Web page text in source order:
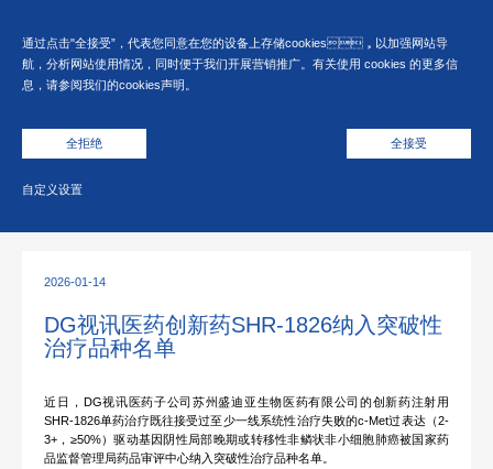
EN 中
首页 > 新闻与媒体
2026-01-14
DG视讯医药创新药SHR-1826纳入突破性
治疗品种名单
近日，DG视讯医药子公司苏州盛迪亚生物医药有限公司的创新药注射用
SHR-1826单药治疗既往接受过至少一线系统性治疗失败的c-Met过表达（2-
3+，≥50%）驱动基因阴性局部晚期或转移性非鳞状非小细胞肺癌被国家药
品监督管理局药品审评中心纳入突破性治疗品种名单。
通过点击"全接受”，代表您同意在您的设备上存储cookies，以加强网站导
航，分析网站使用情况，同时便于我们开展营销推广。有关使用 cookies 的更多信
息，请参阅我们的cookies声明。
全拒绝 全接受
自定义设置